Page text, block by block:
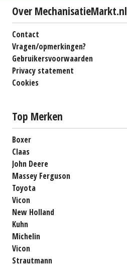
Over MechanisatieMarkt.nl
Contact
Vragen/opmerkingen?
Gebruikersvoorwaarden
Privacy statement
Cookies
Top Merken
Boxer
Claas
John Deere
Massey Ferguson
Toyota
Vicon
New Holland
Kuhn
Michelin
Vicon
Strautmann